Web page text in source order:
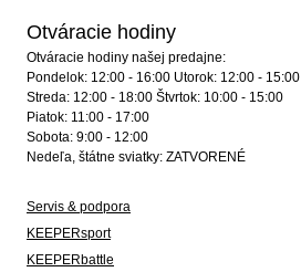
Otváracie hodiny
Otváracie hodiny našej predajne:
Pondelok: 12:00 - 16:00 Utorok: 12:00 - 15:00
Streda: 12:00 - 18:00 Štvrtok: 10:00 - 15:00
Piatok: 11:00 - 17:00
Sobota: 9:00 - 12:00
Nedeľa, štátne sviatky: ZATVORENÉ
Servis & podpora
KEEPERsport
KEEPERbattle